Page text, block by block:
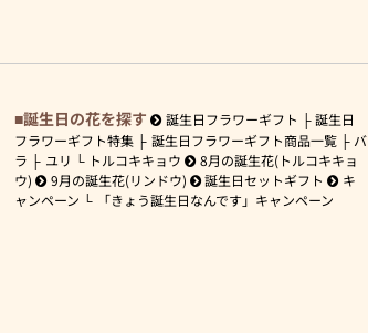
誕生日の花を探す 誕生日フラワーギフト
誕生日
フラワーギフト特集
誕生日フラワーギフト商品一覧
バ
ラ
ユリ トルコキキョウ
8月の誕生花(トルコキキョ
ウ)
9月の誕生花(リンドウ) 誕生日セットギフト
キ
ャンペーン
「きょう誕生日なんです」キャンペーン